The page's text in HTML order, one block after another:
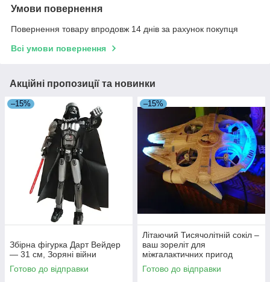
Умови повернення
Повернення товару впродовж 14 днів за рахунок покупця
Всі умови повернення
Акційні пропозиції та новинки
–15%
Збірна фігурка Дарт Вейдер
— 31 см, Зоряні війни
Готово до відправки
–15%
Літаючий Тисячолітній сокіл –
ваш зореліт для
міжгалактичних пригод
Готово до відправки